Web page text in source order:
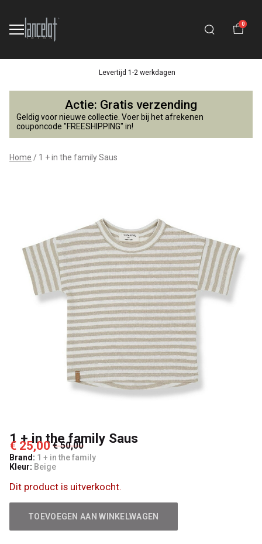
0
Levertijd 1-2 werkdagen
1
in
the
Lancelot
Actie: Gratis verzending
Geldig voor nieuwe collectie. Voer bij het afrekenen
couponcode "FREESHIPPING" in!
Home 1 + in the family Saus
1 + in the family Saus
€ 25,00 € 50,00
Brand: 1 + in the family
Kleur: Beige
Dit product is uitverkocht.
TOEVOEGEN AAN WINKELWAGEN